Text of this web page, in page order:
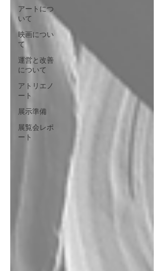
アートにつ
いて
映画につい
て
運営と改善
について
アトリエノ
ート
展示準備
展覧会レポ
ート